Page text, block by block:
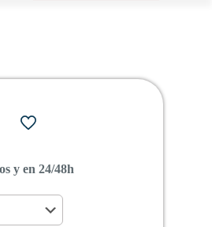
y en 24/48h